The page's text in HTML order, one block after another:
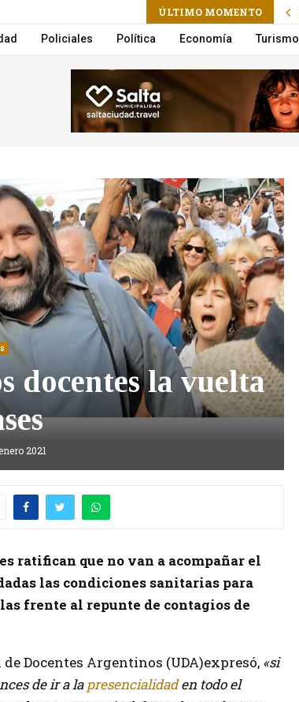
ÚLTIMO MOMENTO
trimestre de 2026
Policiales Política Economía Turismo
docentes la vuelta
2021
ratifican que no van a acompañar el
las condiciones sanitarias para
frente al repunte de contagios de
Docentes Argentinos (UDA)expresó, «si
de ir a la presencialidaden todo el